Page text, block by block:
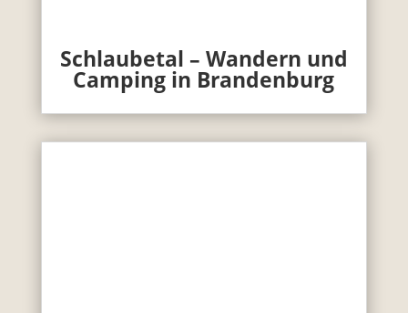
Schlaubetal – Wandern und
Camping in Brandenburg